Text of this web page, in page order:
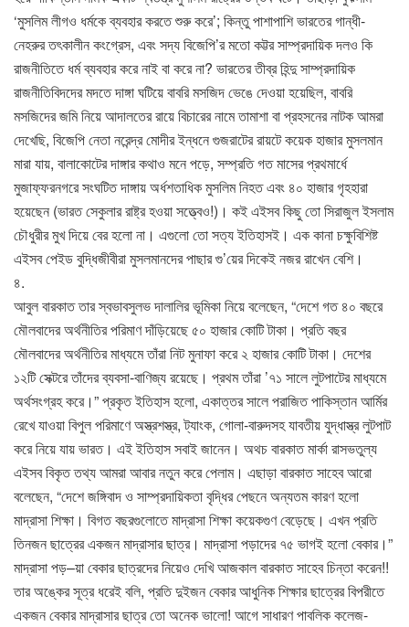
‘মুসলিম লীগও ধর্মকে ব্যবহার করতে শুরু করে’; কিন্তু পাশাপাশি ভারতের গান্ধী-
নেহরুর তৎকালীন কংগ্রেস, এবং সদ্য বিজেপি’র মতো কট্টর সাম্প্রদায়িক দলও কি
রাজনীতিতে ধর্ম ব্যবহার করে নাই বা করে না? ভারতের তীব্র হিন্দু সাম্প্রদায়িক
রাজনীতিবিদদের মদতে দাঙ্গা ঘটিয়ে বাবরি মসজিদ ভেঙে দেওয়া হয়েছিল, বাবরি
মসজিদের জমি নিয়ে আদালতের রায়ে বিচারের নামে তামাশা বা প্রহসনের নাটক আমরা
দেখেছি, বিজেপি নেতা নরেন্দ্র মোদীর ইন্ধনে গুজরাটের রায়টে কয়েক হাজার মুসলমান
মারা যায়, বালাকোটের দাঙ্গার কথাও মনে পড়ে, সম্প্রতি গত মাসের প্রথমার্ধে
মুজাফ্ফরনগরে সংঘটিত দাঙ্গায় অর্ধশতাধিক মুসলিম নিহত এবং ৪০ হাজার গৃহহারা
হয়েছেন (ভারত সেকুলার রাষ্ট্র হওয়া সত্ত্বেও!)। কই এইসব কিছু তো সিরাজুল ইসলাম
চৌধুরীর মুখ দিয়ে বের হলো না। এগুলো তো সত্য ইতিহাসই। এক কানা চক্ষুবিশিষ্ট
এইসব পেইড বুদ্ধিজীবীরা মুসলমানদের পাছার গু’য়ের দিকেই নজর রাখেন বেশি।
৪.
আবুল বারকাত তার স্বভাবসুলভ দালালির ভূমিকা নিয়ে বলেছেন, “দেশে গত ৪০ বছরে
মৌলবাদের অর্থনীতির পরিমাণ দাঁড়িয়েছে ৫০ হাজার কোটি টাকা। প্রতি বছর
মৌলবাদের অর্থনীতির মাধ্যমে তাঁরা নিট মুনাফা করে ২ হাজার কোটি টাকা। দেশের
১২টি সেক্টরে তাঁদের ব্যবসা-বাণিজ্য রয়েছে। প্রথম তাঁরা ’৭১ সালে লুটপাটের মাধ্যমে
অর্থসংগ্রহ করে।” প্রকৃত ইতিহাস হলো, একাত্তর সালে পরাজিত পাকিস্তান আর্মির
রেখে যাওয়া বিপুল পরিমাণে অস্ত্রশস্ত্র, ট্যাংক, গোলা-বারুদসহ যাবতীয় যুদ্ধাস্ত্র লুটপাট
করে নিয়ে যায় ভারত। এই ইতিহাস সবাই জানেন। অথচ বারকাত মার্কা রাসভতুল্য
এইসব বিকৃত তথ্য আমরা আবার নতুন করে পেলাম। এছাড়া বারকাত সাহেব আরো
বলেছেন, “দেশে জঙ্গিবাদ ও সাম্প্রদায়িকতা বৃদ্ধির পেছনে অন্যতম কারণ হলো
মাদ্রাসা শিক্ষা। বিগত বছরগুলোতে মাদ্রাসা শিক্ষা কয়েকগুণ বেড়েছে। এখন প্রতি
তিনজন ছাত্রের একজন মাদ্রাসার ছাত্র। মাদ্রাসা পড়াদের ৭৫ ভাগই হলো বেকার।”
মাদ্রাসা পড়–য়া বেকার ছাত্রদের নিয়েও দেখি আজকাল বারকাত সাহেব চিন্তা করেন!!
তার অঙ্কের সূত্র ধরেই বলি, প্রতি দুইজন বেকার আধুনিক শিক্ষার ছাত্রের বিপরীতে
একজন বেকার মাদ্রাসার ছাত্র তো অনেক ভালো! আগে সাধারণ পাবলিক কলেজ-